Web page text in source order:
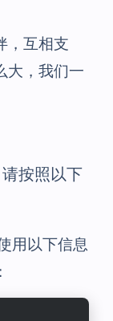
，互相支
大，我们一
按照以下
用以下信息